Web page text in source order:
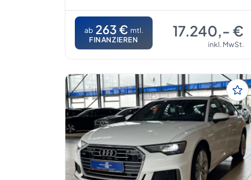
ab 263 € mtl.
FINANZIEREN
17.240,- €
inkl. MwSt.